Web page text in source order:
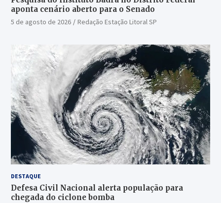
aponta cenário aberto para o Senado
5 de agosto de 2026 Redação Estação Litoral SP
DESTAQUE
Defesa Civil Nacional alerta população para
chegada do ciclone bomba